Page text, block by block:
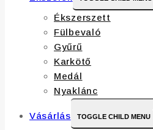
Ékszerszett
Fülbevaló
Gyűrű
Karkötő
Medál
Nyaklánc
Vásárlás TOGGLE CHILD MENU